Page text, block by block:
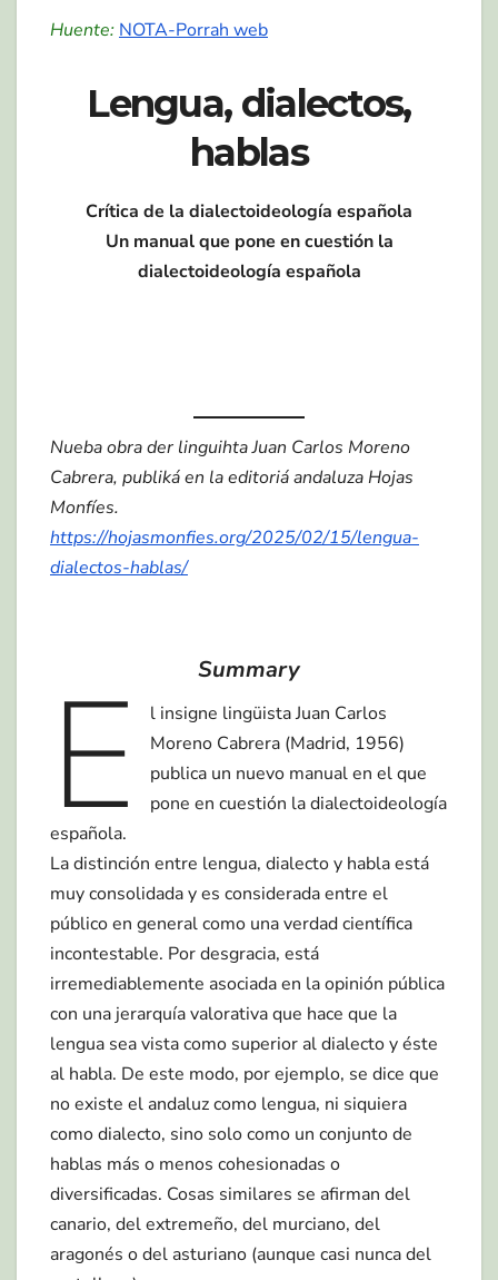
Huente: NOTA-Porrah web
Lengua, dialectos,
hablas
Crítica de la dialectoideología española
Un manual que pone en cuestión la
dialectoideología española
Nueba obra der linguihta Juan Carlos Moreno
Cabrera, publiká en la editoriá andaluza Hojas
Monfíes.
https://hojasmonfies.org/2025/02/15/lengua-
dialectos-hablas/
Summary
E
l insigne lingüista Juan Carlos
Moreno Cabrera (Madrid, 1956)
publica un nuevo manual en el que
pone en cuestión la dialectoideología
española.
La distinción entre lengua, dialecto y habla está
muy consolidada y es considerada entre el
público en general como una verdad científica
incontestable. Por desgracia, está
irremediablemente asociada en la opinión pública
con una jerarquía valorativa que hace que la
lengua sea vista como superior al dialecto y éste
al habla. De este modo, por ejemplo, se dice que
no existe el andaluz como lengua, ni siquiera
como dialecto, sino solo como un conjunto de
hablas más o menos cohesionadas o
diversificadas. Cosas similares se afirman del
canario, del extremeño, del murciano, del
aragonés o del asturiano (aunque casi nunca del